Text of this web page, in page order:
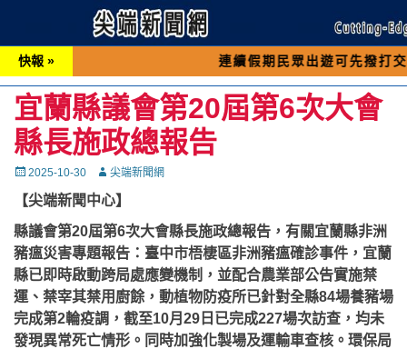
快報 » 連續假期民眾出遊可先撥打交通 「
宜蘭縣議會第20屆第6次大會
縣長施政總報告
Posted
2025-10-30 Autor尖端新聞網
【尖端新聞中心】
縣議會第20屆第6次大會縣長施政總報告，有關宜蘭縣非洲
豬瘟災害專題報告：臺中市梧棲區非洲豬瘟確診事件，宜蘭
縣已即時啟動跨局處應變機制，並配合農業部公告實施禁
運、禁宰其禁用廚餘，動植物防疫所已針對全縣84場養豬場
完成第2輪疫調，截至10月29日已完成227場次訪查，均未
發現異常死亡情形。同時加強化製場及運輸車查核。環保局